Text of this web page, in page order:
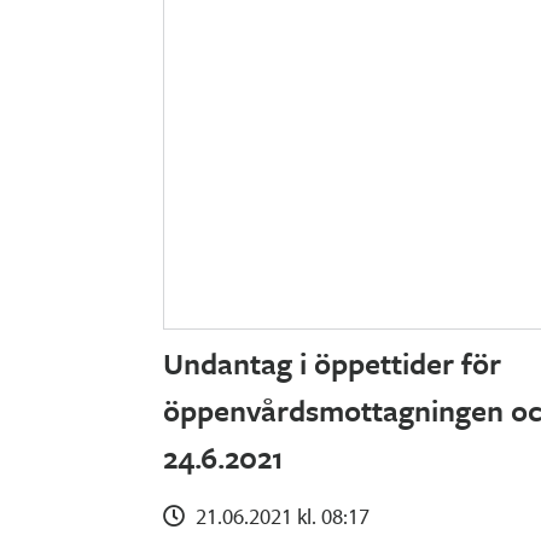
Undantag i öppettider för
öppenvårdsmottagningen
24.6.2021
21.06.2021 kl. 08:17